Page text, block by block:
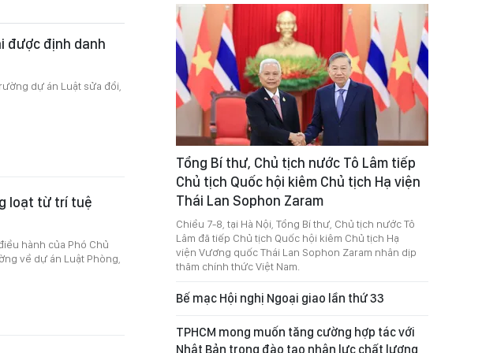
được định danh
dự án Luật sửa đổi,
loạt từ trí tuệ
hành của Phó Chủ
về dự án Luật Phòng,
Tổng Bí thư, Chủ tịch nước Tô Lâm tiếp
Chủ tịch Quốc hội kiêm Chủ tịch Hạ viện
Thái Lan Sophon Zaram
Chiều 7-8, tại Hà Nội, Tổng Bí thư, Chủ tịch nước Tô
Lâm đã tiếp Chủ tịch Quốc hội kiêm Chủ tịch Hạ
viện Vương quốc Thái Lan Sophon Zaram nhân dịp
thăm chính thức Việt Nam.
Bế mạc Hội nghị Ngoại giao lần thứ 33
TPHCM mong muốn tăng cường hợp tác với
Nhật Bản trong đào tạo nhân lực chất lượng